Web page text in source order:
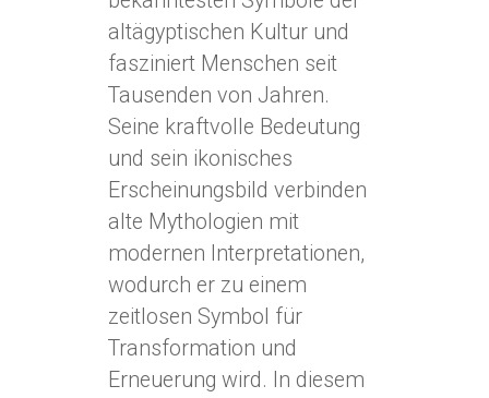
altägyptischen Kultur und
fasziniert Menschen seit
Tausenden von Jahren.
Seine kraftvolle Bedeutung
und sein ikonisches
Erscheinungsbild verbinden
alte Mythologien mit
modernen Interpretationen,
wodurch er zu einem
zeitlosen Symbol für
Transformation und
Erneuerung wird. In diesem